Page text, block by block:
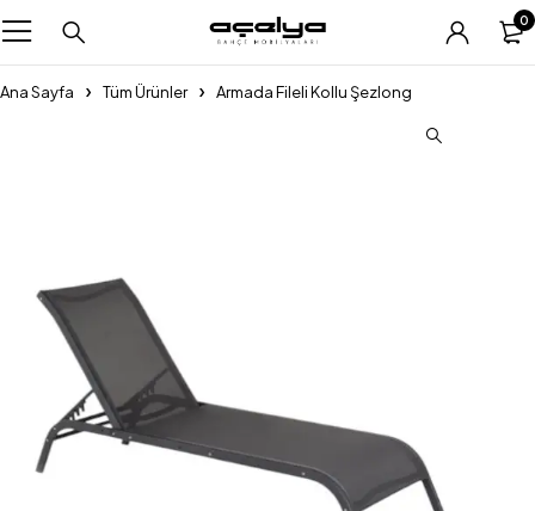
0
Ana Sayfa Tüm Ürünler Armada Fileli Kollu Şezlong